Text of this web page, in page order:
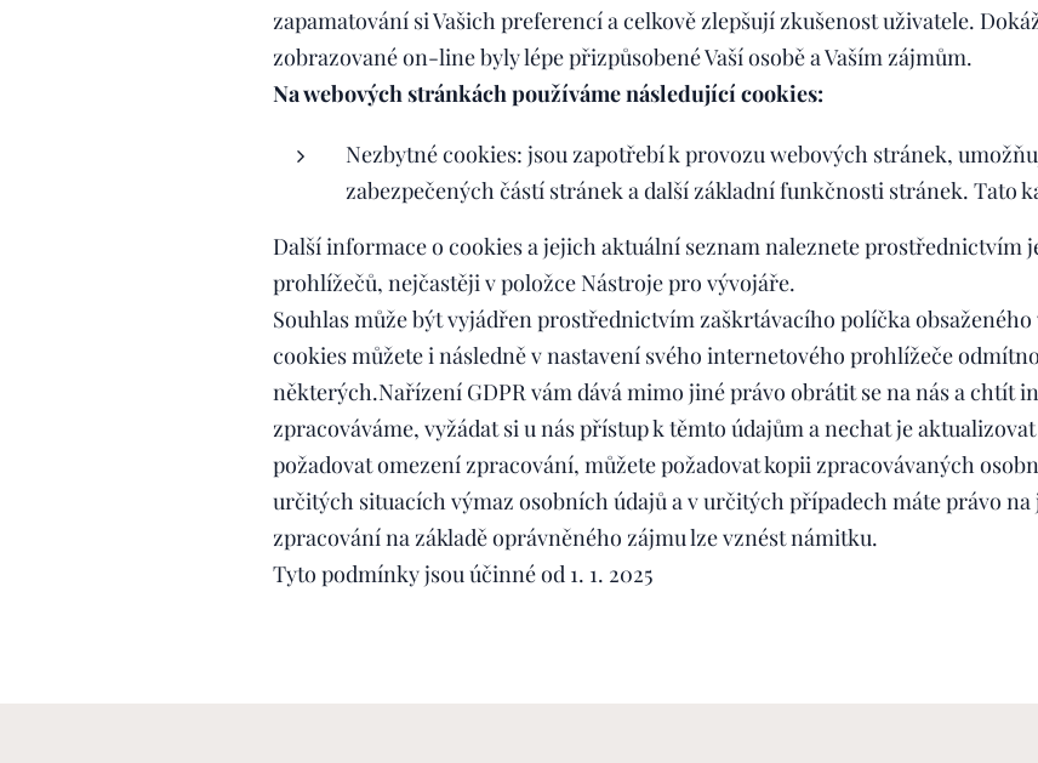
zapamatování si Vašich preferencí a celkově zlepšují zkušenost uživatele.
zobrazované on-line byly lépe přizpůsobené Vaší osobě a Vaším zájmům.
Na webových stránkách používáme následující cookies:
Nezbytné cookies: jsou zapotřebí k provozu webových stránek,
zabezpečených částí stránek a další základní funkčnosti stránek. Tato
Další informace o cookies a jejich aktuální seznam naleznete
prohlížečů, nejčastěji v položce Nástroje pro vývojáře.
Souhlas může být vyjádřen prostřednictvím zaškrtávacího políčka
cookies můžete i následně v nastavení svého internetového prohlížeče
některých.Nařízení GDPR vám dává mimo jiné právo obrátit se na nás a chtít
zpracováváme, vyžádat si u nás přístup k těmto údajům a nechat je
požadovat omezení zpracování, můžete požadovat kopii zpracovávaných
určitých situacích výmaz osobních údajů a v určitých případech máte právo
zpracování na základě oprávněného zájmu lze vznést námitku.
Tyto podmínky jsou účinné od 1. 1. 2025